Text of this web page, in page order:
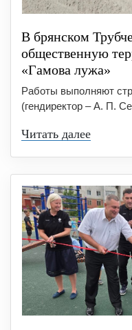
В брянском
общественную
«Гамова лужа»
Работы выполняют
(гендиректор – А. П.
Читать далее